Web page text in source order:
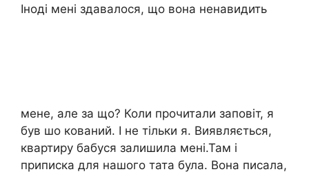
Іноді мені здавалося, що вона ненавидить
мене, але за що? Коли прочитали заповіт, я
був шо кований. І не тільки я. Виявляється,
квартиру бабуся залишила мені.Там і
приписка для нашого тата була. Вона писала,